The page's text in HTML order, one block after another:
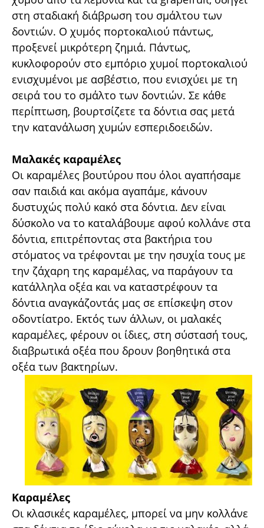
στη σταδιακή διάβρωση του σμάλτου των
δοντιών. Ο χυμός πορτοκαλιού πάντως,
προξενεί μικρότερη ζημιά. Πάντως,
κυκλοφορούν στο εμπόριο χυμοί πορτοκαλιού
ενισχυμένοι με ασβέστιο, που ενισχύει με τη
σειρά του το σμάλτο των δοντιών. Σε κάθε
περίπτωση, βουρτσίζετε τα δόντια σας μετά
την κατανάλωση χυμών εσπεριδοειδών.
Μαλακές καραμέλες
Οι καραμέλες βουτύρου που όλοι αγαπήσαμε
σαν παιδιά και ακόμα αγαπάμε, κάνουν
δυστυχώς πολύ κακό στα δόντια. Δεν είναι
δύσκολο να το καταλάβουμε αφού κολλάνε στα
δόντια, επιτρέποντας στα βακτήρια του
στόματος να τρέφονται με την ησυχία τους με
την ζάχαρη της καραμέλας, να παράγουν τα
κατάλληλα οξέα και να καταστρέφουν τα
δόντια αναγκάζοντάς μας σε επίσκεψη στον
οδοντίατρο. Εκτός των άλλων, οι μαλακές
καραμέλες, φέρουν οι ίδιες, στη σύστασή τους,
διαβρωτικά οξέα που δρουν βοηθητικά στα
οξέα των βακτηρίων.
Καραμέλες
Οι κλασικές καραμέλες, μπορεί να μην κολλάνε